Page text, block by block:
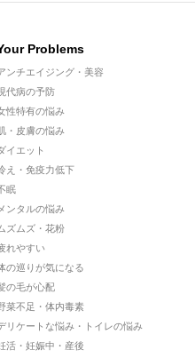
Problems
ンチエイジング・美容
代病の予防
性特有の悩み
・皮膚の悩み
イエット
え・免疫力低下
眠
ンタルの悩み
ズムズ・花粉
れやすい
の巡りが気になる
の毛が心配
菜不足・体内毒素
リケートな悩み・トイレの悩み
活・妊娠中・産後